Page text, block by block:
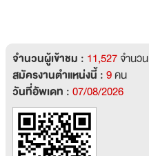
จำนวนผู้เข้าชม : 11,527จำนวน
สมัครงานตำแหน่งนี้ :9คน
วันที่อัพเดท :07/08/2026